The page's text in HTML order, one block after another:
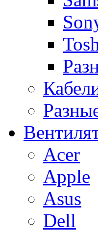
Acer
Apple
Asus
Dell